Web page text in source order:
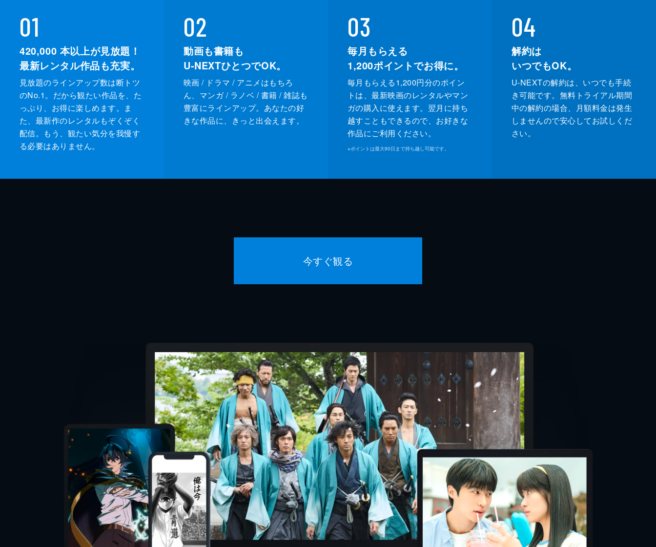
01
420,000 本以上が見放題！
最新レンタル作品も充実。
見放題のラインアップ数は断トツ
のNo.1。だから観たい作品を、た
っぷり、お得に楽しめます。ま
た、最新作のレンタルもぞくぞく
配信。もう、観たい気分を我慢す
る必要はありません。
02
動画も書籍も
U-NEXTひとつでOK。
映画 / ドラマ / アニメはもちろ
ん、マンガ / ラノベ / 書籍 / 雑誌も
豊富にラインアップ。あなたの好
きな作品に、きっと出会えます。
03
毎月もらえる
1,200ポイントでお得に。
毎月もらえる1,200円分のポイン
トは、最新映画のレンタルやマン
ガの購入に使えます。翌月に持ち
越すこともできるので、お好きな
作品にご利用ください。
※ポイントは最大90日まで持ち越し可能です。
04
解約は
いつでもOK。
U-NEXTの解約は、いつでも手続
き可能です。無料トライアル期間
中の解約の場合、月額料金は発生
しませんので安心してお試しくだ
さい。
今すぐ観る